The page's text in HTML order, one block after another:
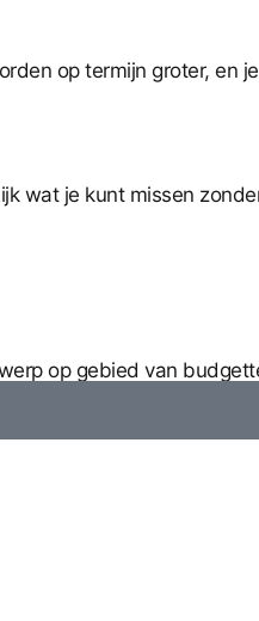
op termijn groter, en
wat je kunt missen
op gebied van